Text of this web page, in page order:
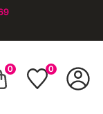
0 0